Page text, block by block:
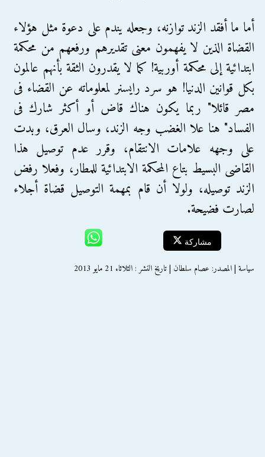
أما ما أفقد الزند توازنه، وجعله يندم على دعوة مثل هؤلاء
القضاة الذين لا يفهمون معنى تقديرهم ورفعهم من محكمة
ابتدائية إلى محكمة أوربية! كما لا يقدرون الثقة بأنهم عالمون
بكل قوانين الدنيا! هو سرد رايسنر لمعلوماته عن القضاء فى
مصر قائلا" ربما يكون هناك قاض أو أكثر شارك فى
الفساد" هنا علا الغضب وجه الزند، وسال العرق، وبدت
على وجهه علامات الانتقام، وقرر عدم توصيل هذا
القاضى البسيط بتاع المحكمة الابتدائية للمطار، وفعلا رفض
الزند توصيله، ولولا أن قام بمهمة التوصيل قضاة أجلاء
لصارت فضيحة.
مشاركة
سياسة | المصدر: عصام سلطان‎ | تاريخ النشر : الثلاثاء 21 مايو 2013